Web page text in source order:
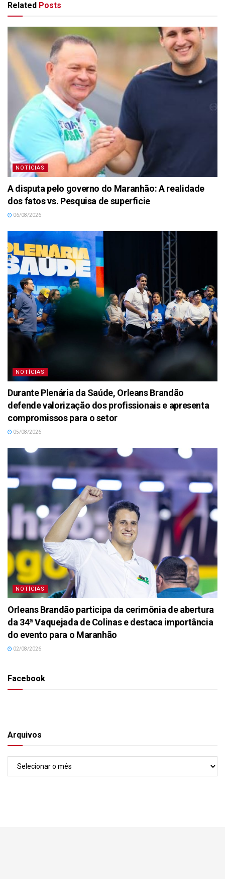
Related Posts
NOTÍCIAS
A disputa pelo governo do Maranhão: A realidade
dos fatos vs. Pesquisa de superficie
06/08/2026
NOTÍCIAS
Durante Plenária da Saúde, Orleans Brandão
defende valorização dos profissionais e apresenta
compromissos para o setor
05/08/2026
NOTÍCIAS
Orleans Brandão participa da cerimônia de abertura
da 34ª Vaquejada de Colinas e destaca importância
do evento para o Maranhão
02/08/2026
Facebook
Arquivos